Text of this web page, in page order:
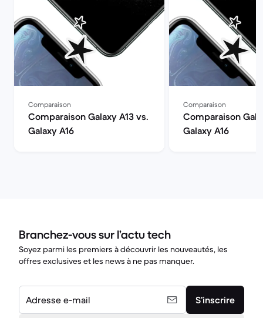
Comparaison
Comparaison Galaxy A13 vs.
Galaxy A16
Comparaison
Comparaison
Galaxy A16
Branchez-vous sur l’actu tech
Soyez parmi les premiers à découvrir les nouveautés, les
offres exclusives et les news à ne pas manquer.
Adresse e-mail S’inscrire